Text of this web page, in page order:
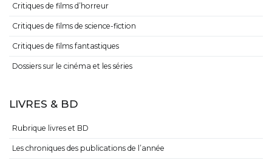
Critiques de films d’horreur
Critiques de films de science-fiction
Critiques de films fantastiques
Dossiers sur le cinéma et les séries
LIVRES & BD
Rubrique livres et BD
Les chroniques des publications de l’année